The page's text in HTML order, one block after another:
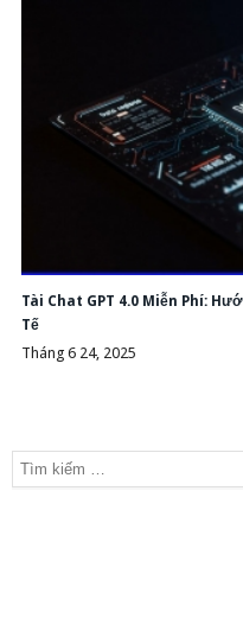
Tài Chat GPT 4.0 Miễn Phí:
Tế
Tháng 6 24, 2025